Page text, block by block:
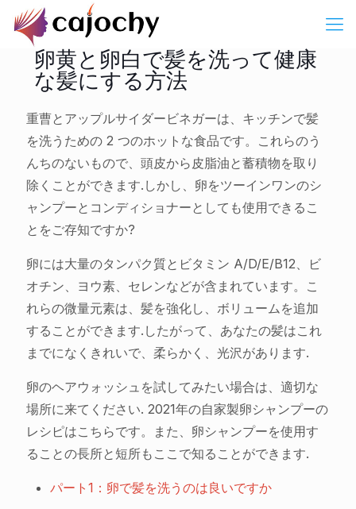
卵黄と卵白で髪を洗って健康
な髪にする方法
重曹とアップルサイダービネガーは、キッチンで髪
を洗うための 2 つのホットな食品です。これらのう
んちのないもので、頭皮から皮脂油と蓄積物を取り
除くことができます.しかし、卵をツーインワンのシ
ャンプーとコンディショナーとしても使用できるこ
とをご存知ですか?
卵には大量のタンパク質とビタミン A/D/E/B12、ビ
オチン、ヨウ素、セレンなどが含まれています。こ
れらの微量元素は、髪を強化し、ボリュームを追加
することができます.したがって、あなたの髪はこれ
までになくきれいで、柔らかく、光沢があります.
卵のヘアウォッシュを試してみたい場合は、適切な
場所に来てください. 2021年の自家製卵シャンプーの
レシピはこちらです。また、卵シャンプーを使用す
ることの長所と短所もここで知ることができます.
パート1：卵で髪を洗うのは良いですか